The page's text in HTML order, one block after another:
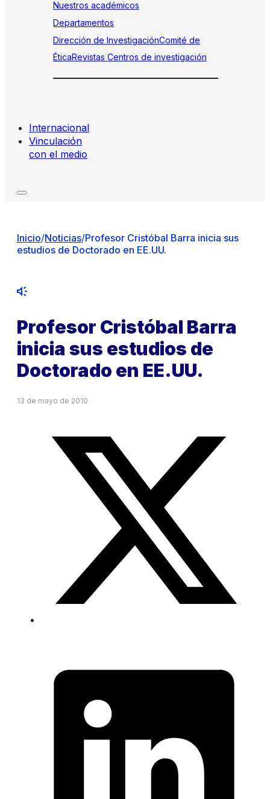
Nuestros académicos
Departamentos
Dirección de InvestigaciónComité de
ÉticaRevistas Centros de investigación
Internacional
Vinculación
con el medio
Inicio/Noticias/Profesor Cristóbal Barra inicia sus
estudios de Doctorado en EE.UU.
Profesor Cristóbal Barra
inicia sus estudios de
Doctorado en EE.UU.
13 de mayo de 2010